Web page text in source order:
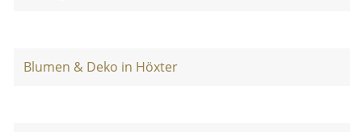
Blumen & Deko in Höxter